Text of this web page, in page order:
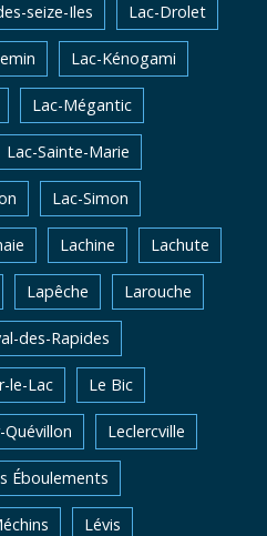
seize-Iles Lac-Drolet
Lac-Kénogami
Lac-Mégantic
Lac-Sainte-Marie
Lac-Simon
Lachine Lachute
Lapêche Larouche
des-Rapides
le-Lac Le Bic
Quévillon Leclercville
Éboulements
Lévis